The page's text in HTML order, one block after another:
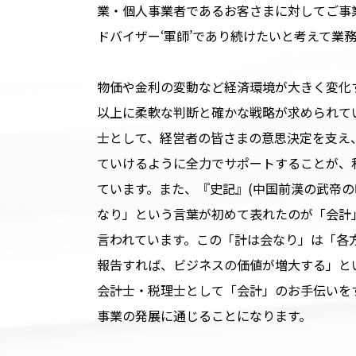
業・個人事業者であるお客さまに対してご
ドバイザー‘軍師’であり続けたいと考えて業
物価や金利の変動など経済環境が大きく変
以上に柔軟な判断と確かな戦略が求められ
士として、経営者の皆さまの意思決定を支
ていけるように全力でサポートすることが
ています。また、『史記』(中国前漢の武帝
なり」という言葉が初めて表れたのが「会
言われています。この「計は会なり」は「
報告すれば、ビジネスの価値が増大する」
会計士・税理士として「会計」のお手伝い
事業の発展に通じることになります。